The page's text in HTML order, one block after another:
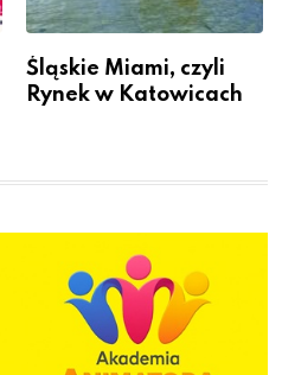
Śląskie Miami, czyli
Rynek w Katowicach